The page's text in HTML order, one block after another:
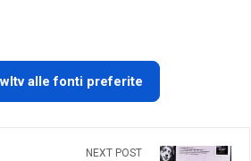
alle fonti preferite
NEXT POST